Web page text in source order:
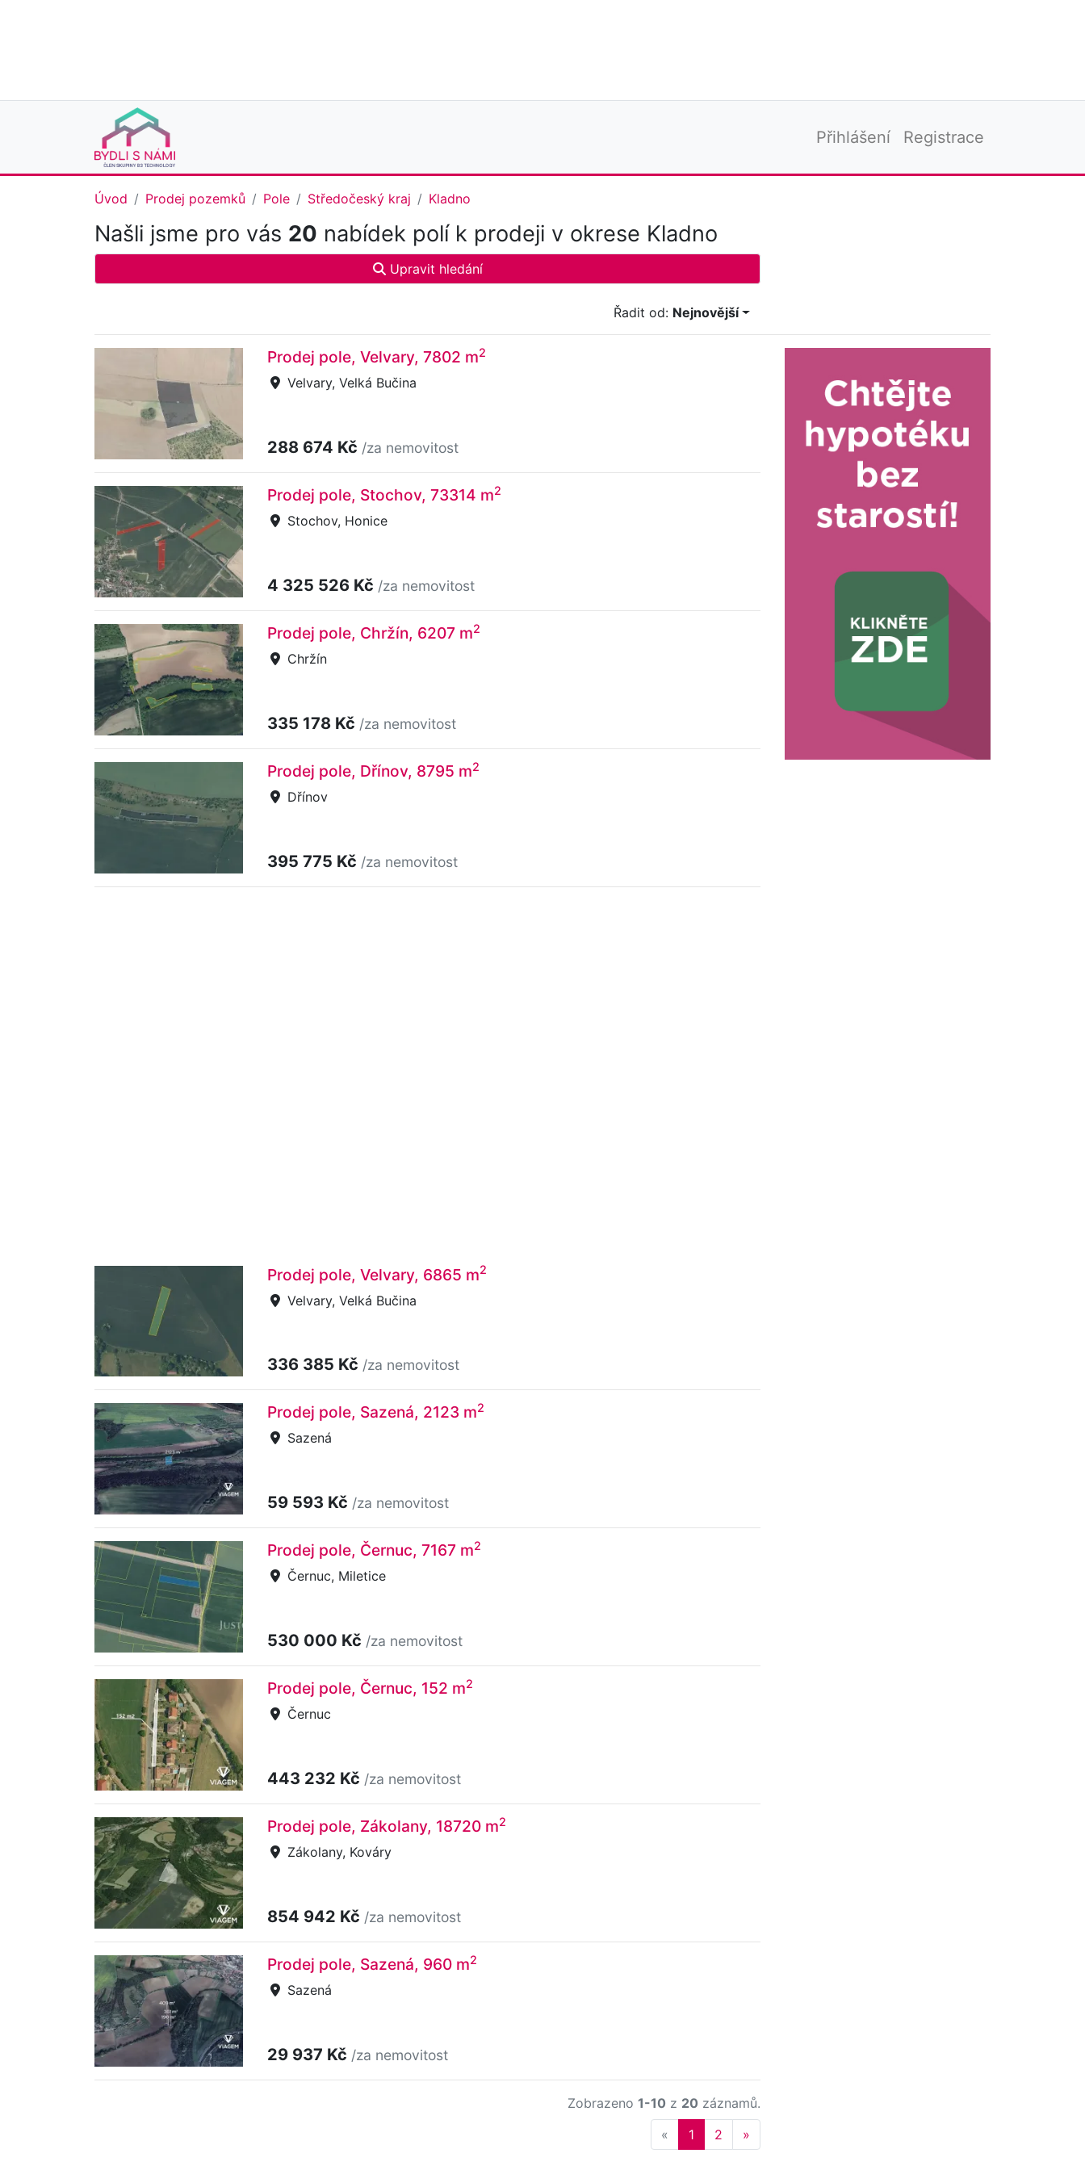
Přihlášení Registrace
Úvod Prodej pozemků Pole Středočeský kraj Kladno
Našli jsme pro vás 20 nabídek polí k prodeji v okrese Kladno
Upravit hledání
Řadit od: Nejnovější
Prodej pole, Velvary, 7802 m2
Velvary, Velká Bučina
288 674 Kč /za nemovitost
Prodej pole, Stochov, 73314 m2
Stochov, Honice
4 325 526 Kč /za nemovitost
Prodej pole, Chržín, 6207 m2
Chržín
335 178 Kč /za nemovitost
Prodej pole, Dřínov, 8795 m2
Dřínov
395 775 Kč /za nemovitost
Prodej pole, Velvary, 6865 m2
Velvary, Velká Bučina
336 385 Kč /za nemovitost
Prodej pole, Sazená, 2123 m2
Sazená
59 593 Kč /za nemovitost
Prodej pole, Černuc, 7167 m2
Černuc, Miletice
530 000 Kč /za nemovitost
Prodej pole, Černuc, 152 m2
Černuc
443 232 Kč /za nemovitost
Prodej pole, Zákolany, 18720 m2
Zákolany, Kováry
854 942 Kč /za nemovitost
Prodej pole, Sazená, 960 m2
Sazená
29 937 Kč /za nemovitost
Zobrazeno 1-10 z 20 záznamů.
« Previous
1 2 »